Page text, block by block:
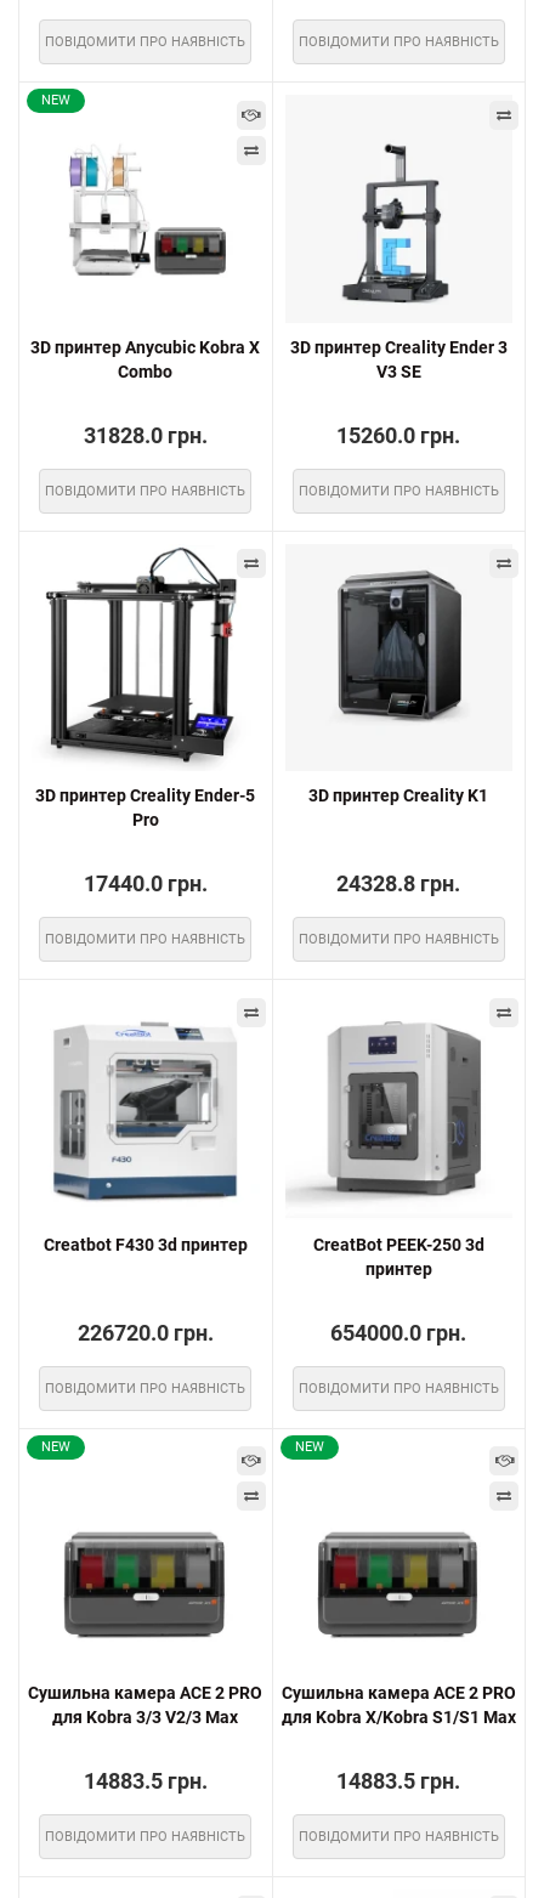
ПОВІДОМИТИ ПРО НАЯВНІСТЬ ПОВІДОМИТИ ПРО НАЯВНІСТЬ
NEW
3D принтер Anycubic Kobra X
Combo
31828.0 грн.
ПОВІДОМИТИ ПРО НАЯВНІСТЬ
3D принтер Creality Ender 3
V3 SE
15260.0 грн.
ПОВІДОМИТИ ПРО НАЯВНІСТЬ
3D принтер Creality Ender-5
Pro
17440.0 грн.
ПОВІДОМИТИ ПРО НАЯВНІСТЬ
3D принтер Creality K1
24328.8 грн.
ПОВІДОМИТИ ПРО НАЯВНІСТЬ
Creatbot F430 3d принтер
226720.0 грн.
ПОВІДОМИТИ ПРО НАЯВНІСТЬ
CreatBot PEEK-250 3d
принтер
654000.0 грн.
ПОВІДОМИТИ ПРО НАЯВНІСТЬ
NEW
Сушильна камера ACE 2 PRO
для Kobra 3/3 V2/3 Max
14883.5 грн.
ПОВІДОМИТИ ПРО НАЯВНІСТЬ
NEW
Сушильна камера ACE 2 PRO
для Kobra X/Kobra S1/S1 Max
14883.5 грн.
ПОВІДОМИТИ ПРО НАЯВНІСТЬ